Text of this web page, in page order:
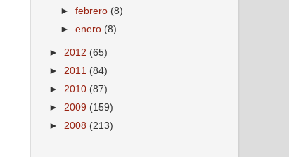
►febrero (8)
►enero (8)
► 2012 (65)
► 2011 (84)
► 2010 (87)
► 2009 (159)
► 2008 (213)